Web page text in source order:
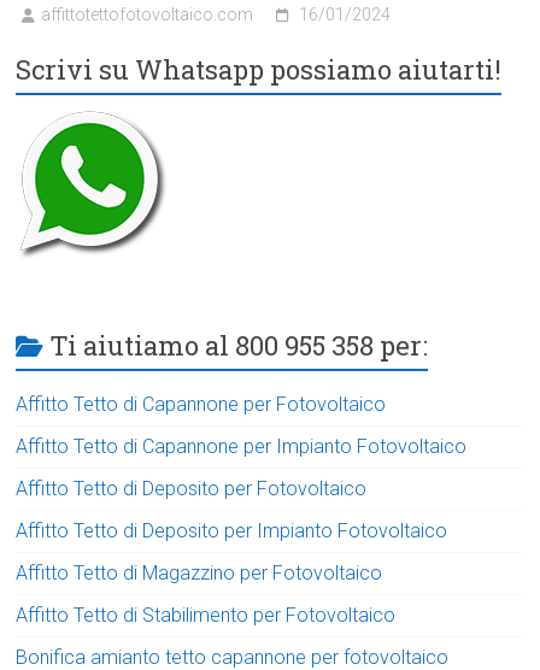
affittotettofotovoltaico.com 16/01/2024
Scrivi su Whatsapp possiamo aiutarti!
Ti aiutiamo al 800 955 358 per:
Affitto Tetto di Capannone per Fotovoltaico
Affitto Tetto di Capannone per Impianto Fotovoltaico
Affitto Tetto di Deposito per Fotovoltaico
Affitto Tetto di Deposito per Impianto Fotovoltaico
Affitto Tetto di Magazzino per Fotovoltaico
Affitto Tetto di Stabilimento per Fotovoltaico
Bonifica amianto tetto capannone per fotovoltaico